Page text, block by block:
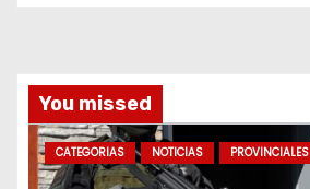
You missed
CATEGORIAS NOTICIAS PROVINCIALES